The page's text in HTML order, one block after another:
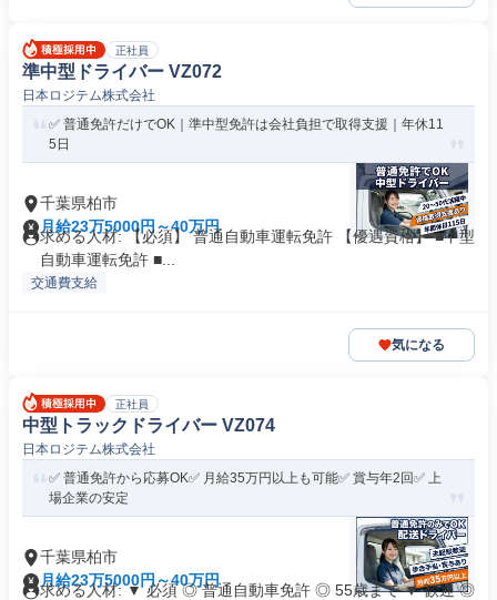
正社員
準中型ドライバー VZ072
日本ロジテム株式会社
✅️ 普通免許だけでOK｜準中型免許は会社負担で取得支援｜年休11
5日
千葉県柏市
月給23万5000円～40万円
求める人材: 【必須】 普通自動車運転免許 【優遇資格】 ■中型
自動車運転免許 ■...
交通費支給
気になる
正社員
中型トラックドライバー VZ074
日本ロジテム株式会社
✅️ 普通免許から応募OK✅️ 月給35万円以上も可能✅️ 賞与年2回✅️ 上
場企業の安定
千葉県柏市
月給23万5000円～40万円
求める人材: ▼ 必須 ◎ 普通自動車免許 ◎ 55歳まで ▼ 歓迎 ◎